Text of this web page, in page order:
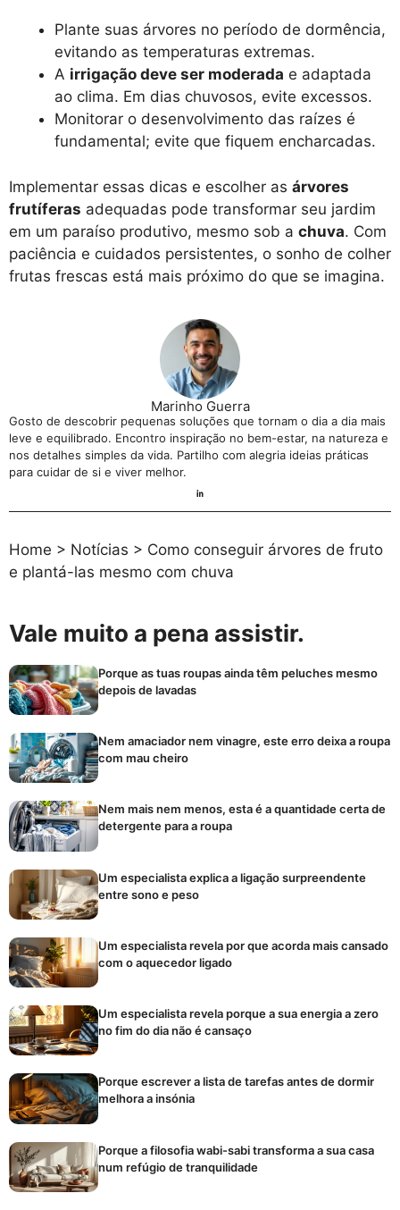
Plante suas árvores no período de dormência,
evitando as temperaturas extremas.
A irrigação deve ser moderada e adaptada
ao clima. Em dias chuvosos, evite excessos.
Monitorar o desenvolvimento das raízes é
fundamental; evite que fiquem encharcadas.
Implementar essas dicas e escolher as árvores
frutíferas adequadas pode transformar seu jardim
em um paraíso produtivo, mesmo sob a chuva. Com
paciência e cuidados persistentes, o sonho de colher
frutas frescas está mais próximo do que se imagina.
Marinho Guerra
Gosto de descobrir pequenas soluções que tornam o dia a dia mais
leve e equilibrado. Encontro inspiração no bem-estar, na natureza e
nos detalhes simples da vida. Partilho com alegria ideias práticas
para cuidar de si e viver melhor.
Home > Notícias > Como conseguir árvores de fruto
e plantá-las mesmo com chuva
Vale muito a pena assistir.
Porque as tuas roupas ainda têm peluches mesmo
depois de lavadas
Nem amaciador nem vinagre, este erro deixa a roupa
com mau cheiro
Nem mais nem menos, esta é a quantidade certa de
detergente para a roupa
Um especialista explica a ligação surpreendente
entre sono e peso
Um especialista revela por que acorda mais cansado
com o aquecedor ligado
Um especialista revela porque a sua energia a zero
no fim do dia não é cansaço
Porque escrever a lista de tarefas antes de dormir
melhora a insónia
Porque a filosofia wabi-sabi transforma a sua casa
num refúgio de tranquilidade